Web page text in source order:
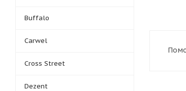
Buffalo
Carwel
Cross Street
Dezent